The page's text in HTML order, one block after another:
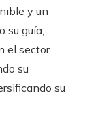
y un
su guía,
el sector
su
su